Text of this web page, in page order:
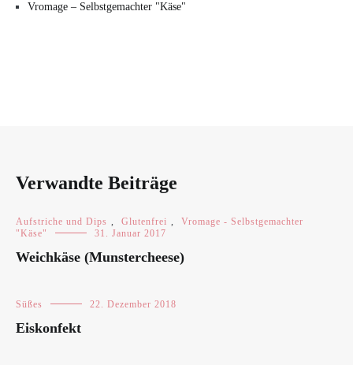
Vromage – Selbstgemachter "Käse"
Verwandte Beiträge
Aufstriche und Dips , Glutenfrei ,
Vromage - Selbstgemachter
"Käse"
31. Januar 2017
Weichkäse (Munstercheese)
Süßes 22. Dezember 2018
Eiskonfekt